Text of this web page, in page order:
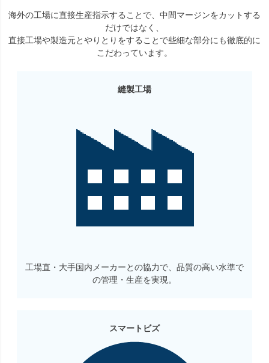
海外の工場に直接生産指示することで、中間マージンをカットする
だけではなく、
直接工場や製造元とやりとりをすることで些細な部分にも徹底的に
こだわっています。
縫製工場
工場直・大手国内メーカーとの協力で、品質の高い水準で
の管理・生産を実現。
スマートビズ